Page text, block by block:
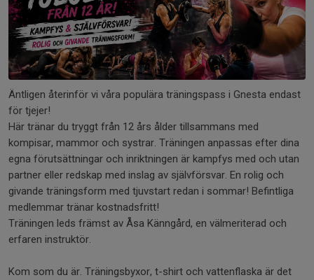
Äntligen återinför vi våra populära träningspass i Gnesta endast
för tjejer!
Här tränar du tryggt från 12 års ålder tillsammans med
kompisar, mammor och systrar. Träningen anpassas efter dina
egna förutsättningar och inriktningen är kampfys med och utan
partner eller redskap med inslag av självförsvar. En rolig och
givande träningsform med tjuvstart redan i sommar! Befintliga
medlemmar tränar kostnadsfritt!
Träningen leds främst av Åsa Känngård, en välmeriterad och
erfaren instruktör.
Kom som du är. Träningsbyxor, t-shirt och vattenflaska är det